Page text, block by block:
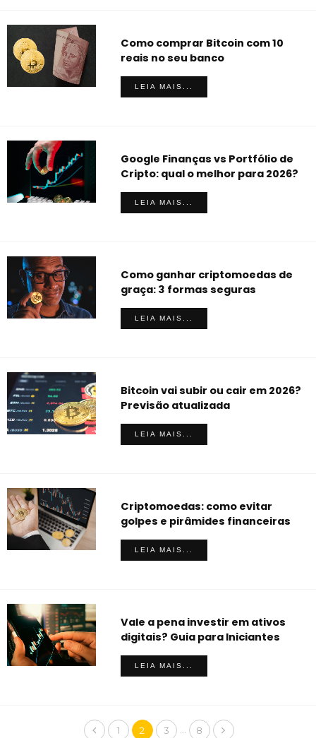
Como comprar Bitcoin com 10
reais no seu banco
LEIA MAIS...
Google Finanças vs Portfólio de
Cripto: qual o melhor para 2026?
LEIA MAIS...
Como ganhar criptomoedas de
graça: 3 formas seguras
LEIA MAIS...
Bitcoin vai subir ou cair em 2026?
Previsão atualizada
LEIA MAIS...
Criptomoedas: como evitar
golpes e pirâmides financeiras
LEIA MAIS...
Vale a pena investir em ativos
digitais? Guia para Iniciantes
LEIA MAIS...
1 2 3 8